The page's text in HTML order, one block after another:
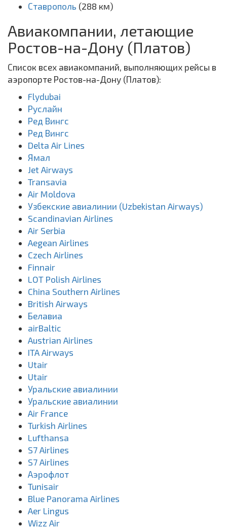
Ставрополь (288 км)
Авиакомпании, летающие
Ростов-на-Дону (Платов)
Список всех авиакомпаний, выполняющих рейсы в
аэропорте Ростов-на-Дону (Платов):
Flydubai
Руслайн
Ред Вингс
Ред Вингс
Delta Air Lines
Ямал
Jet Airways
Transavia
Air Moldova
Узбекские авиалинии (Uzbekistan Airways)
Scandinavian Airlines
Air Serbia
Aegean Airlines
Czech Airlines
Finnair
LOT Polish Airlines
China Southern Airlines
British Airways
Белавиа
airBaltic
Austrian Airlines
ITA Airways
Utair
Utair
Уральские авиалинии
Уральские авиалинии
Air France
Turkish Airlines
Lufthansa
S7 Airlines
S7 Airlines
Аэрофлот
Tunisair
Blue Panorama Airlines
Aer Lingus
Wizz Air